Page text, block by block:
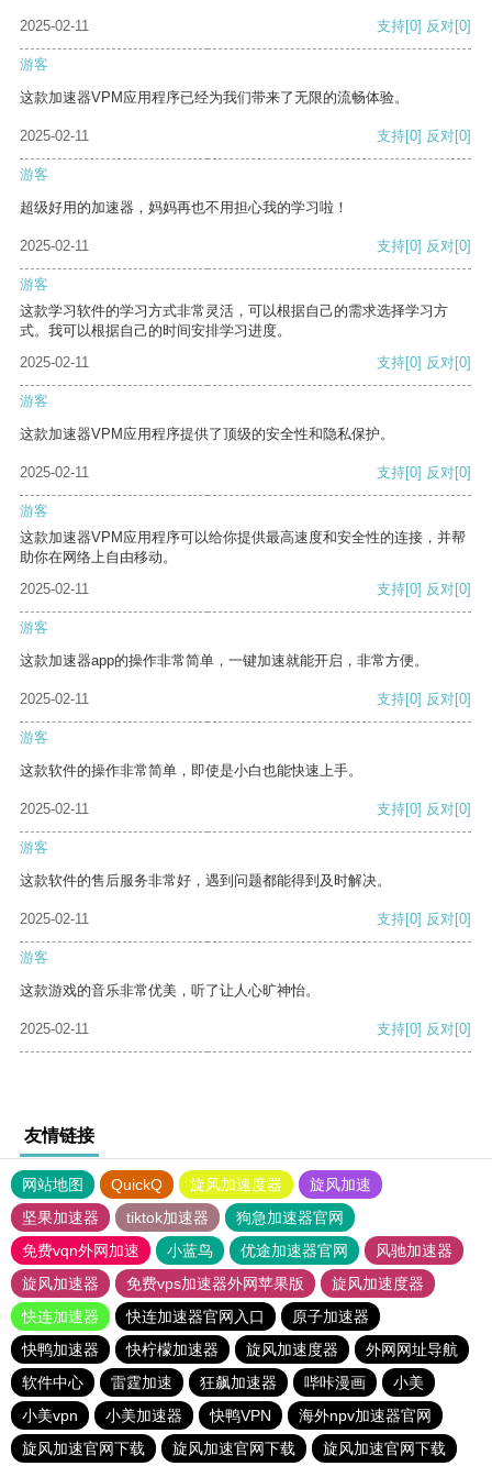
2025-02-11 支持[0] 反对[0]
游客
这款加速器VPM应用程序已经为我们带来了无限的流畅体验。
2025-02-11 支持[0] 反对[0]
游客
超级好用的加速器，妈妈再也不用担心我的学习啦！
2025-02-11 支持[0] 反对[0]
游客
这款学习软件的学习方式非常灵活，可以根据自己的需求选择学习方
式。我可以根据自己的时间安排学习进度。
2025-02-11
支持[0] 反对[0]
游客
这款加速器VPM应用程序提供了顶级的安全性和隐私保护。
2025-02-11 支持[0] 反对[0]
游客
这款加速器VPM应用程序可以给你提供最高速度和安全性的连接，并帮
助你在网络上自由移动。
2025-02-11
支持[0] 反对[0]
游客
这款加速器app的操作非常简单，一键加速就能开启，非常方便。
2025-02-11 支持[0] 反对[0]
游客
这款软件的操作非常简单，即使是小白也能快速上手。
2025-02-11 支持[0] 反对[0]
游客
这款软件的售后服务非常好，遇到问题都能得到及时解决。
2025-02-11 支持[0] 反对[0]
游客
这款游戏的音乐非常优美，听了让人心旷神怡。
2025-02-11 支持[0] 反对[0]
友情链接
网站地图 QuickQ 旋风加速度器
旋风加速
坚果加速器
tiktok加速器
狗急加速器官网
免费vqn外网加速
小蓝鸟 优途加速器官网
风驰加速器
旋风加速器
免费vps加速器外网苹果版
旋风加速度器
快连加速器
快连加速器官网入口
原子加速器
快鸭加速器
快柠檬加速器 旋风加速度器
外网网址导航
软件中心
雷霆加速 狂飙加速器 哔咔漫画
小美
小美vpn
小美加速器 快鸭VPN
海外npv加速器官网
旋风加速官网下载
旋风加速官网下载 旋风加速官网下载